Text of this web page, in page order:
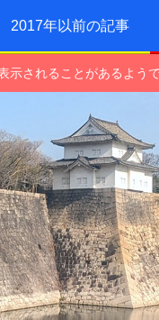
2017年以前の記事
されることがあるよう